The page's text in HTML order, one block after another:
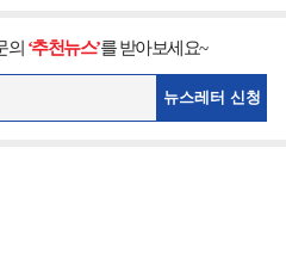
의 ‘추천뉴스’를 받아보세요~
뉴스레터 신청